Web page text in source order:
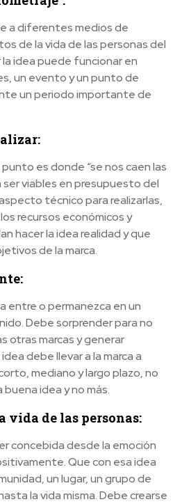
a diferentes medios de
de la vida de las personas del
idea puede funcionar en
un evento y un punto de
un periodo importante de
es donde “se nos caen las
ser viables en presupuesto del
técnico para realizarlas,
recursos económicos y
hacer la idea realidad y que
de la marca.
entre o permanezca en un
Debe sorprender para no
otras marcas y generar
debe llevar a la marca a
mediano y largo plazo, no
idea y no más.
vida de las personas:
concebida desde la emoción
Que con esa idea
un lugar, un grupo de
la vida misma. Debe crearse